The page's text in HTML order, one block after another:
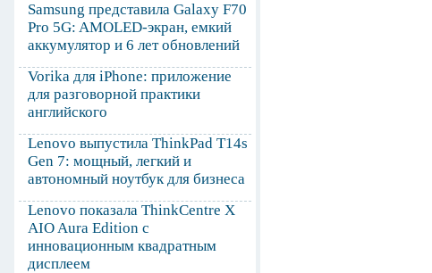
Samsung представила Galaxy F70
Pro 5G: AMOLED-экран, емкий
аккумулятор и 6 лет обновлений
Vorika для iPhone: приложение
для разговорной практики
английского
Lenovo выпустила ThinkPad T14s
Gen 7: мощный, легкий и
автономный ноутбук для бизнеса
Lenovo показала ThinkCentre X
AIO Aura Edition с
инновационным квадратным
дисплеем